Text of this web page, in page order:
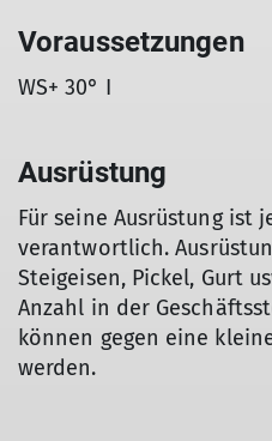
Voraussetzungen
WS+ 30° I
Ausrüstung
Für seine Ausrüstung ist
verantwortlich.
Steigeisen, Pickel, Gurt
Anzahl in der
können gegen eine
werden.